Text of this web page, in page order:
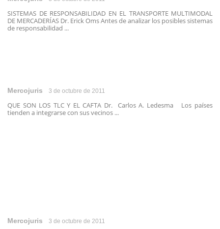
SISTEMAS DE RESPONSABILIDAD EN EL TRANSPORTE MULTIMODAL
DE MERCADERÍAS Dr. Erick Oms Antes de analizar los posibles sistemas
de responsabilidad ...
Mercojuris 3 de octubre de 2011
QUE SON LOS TLC Y EL CAFTA Dr. Carlos A. Ledesma Los países
tienden a integrarse con sus vecinos ...
Mercojuris 3 de octubre de 2011